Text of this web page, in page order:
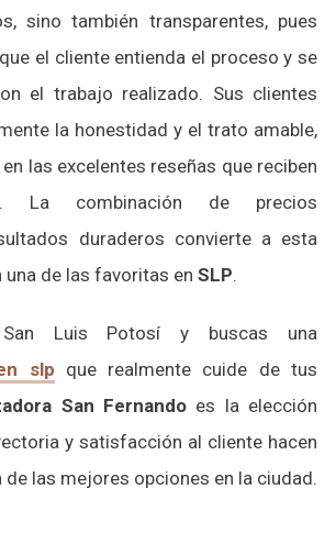
sino también transparentes, pues
el cliente entienda el proceso y se
el trabajo realizado. Sus clientes
la honestidad y el trato amable,
las excelentes reseñas que reciben
La combinación de precios
duraderos convierte a esta
una de las favoritas en SLP.
Luis Potosí y buscas una
slp que realmente cuide de tus
San Fernando es la elección
y satisfacción al cliente hacen
de las mejores opciones en la ciudad.